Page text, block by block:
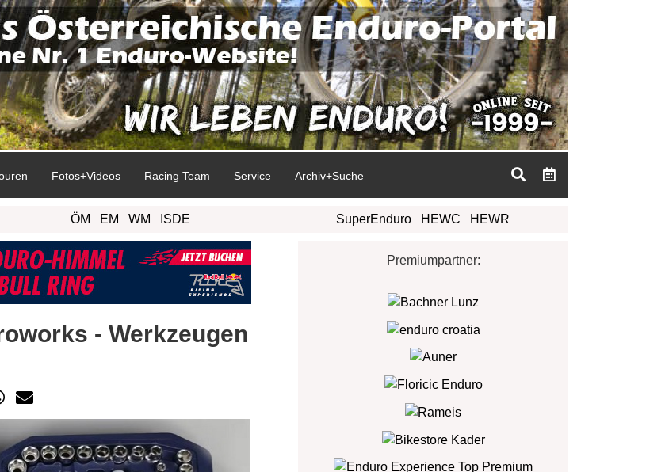
Fotos+Videos Racing Team Service Archiv+Suche
ÖM EM WM ISDE SuperEnduro HEWC HEWR
- Werkzeugen
Premiumpartner: